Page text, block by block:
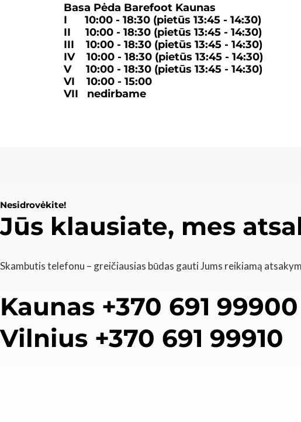
Basa Pėda Barefoot Kaunas
I 10:00 - 18:30 (pietūs 13:45 - 14:30)
II 10:00 - 18:30 (pietūs 13:45 - 14:30)
III 10:00 - 18:30 (pietūs 13:45 - 14:30)
IV 10:00 - 18:30 (pietūs 13:45 - 14:30)
V 10:00 - 18:30 (pietūs 13:45 - 14:30)
VI 10:00 - 15:00
VII nedirbame
Nesidrovėkite!
Jūs klausiate, mes
Skambutis telefonu – greičiausias būdas gauti Jums reikiamą
Kaunas +370 691 99900
Vilnius +370 691 99910